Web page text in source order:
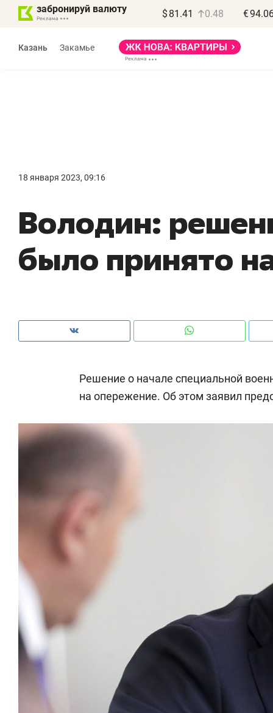
забронируй валюту $ 81.41 0.48 €
Казань Закамье
18 января 2023, 09:16
Володин:
было принято
Решение о начале специальной
на опережение. Об этом заявил
правил, бизнес может
потерять минимум
Как бизнесу выйти на зарубежные
Рекомендуем
Как ГК «МИР ГРУПП» и ВТБ
создают оазис жилого
комфорта под Казанью